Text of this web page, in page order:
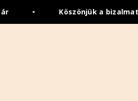
• Köszönjük a bizalmat